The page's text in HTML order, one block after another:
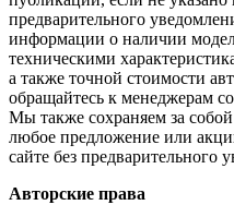
предварительного
информации о наличии
техническими
а также точной стоимости
обращайтесь к менеджерам
Мы также сохраняем за
любое предложение или
сайте без предварительного
Авторские права